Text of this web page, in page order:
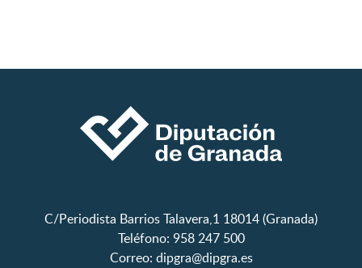
C/Periodista Barrios Talavera,1 18014 (Granada)
Teléfono: 958 247 500
Correo: dipgra@dipgra.es